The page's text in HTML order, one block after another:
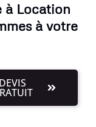
à Location
à votre
DEVIS